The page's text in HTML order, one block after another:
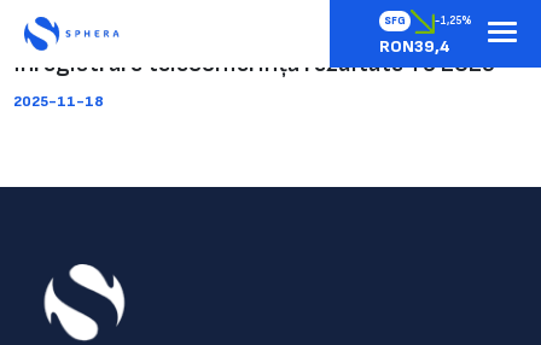
SFG -1,25%
RON39,4
Înregistrare teleconferință rezultate T3 2025
2025-11-18